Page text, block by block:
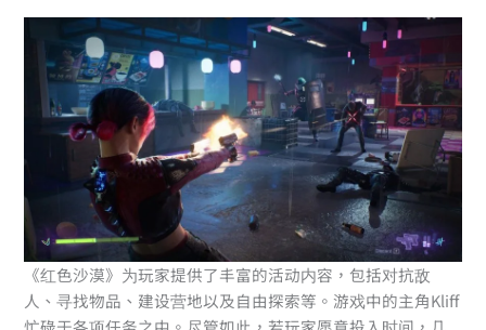
《红色沙漠》为玩家提供了丰富的活动内容，包括对抗敌
人、寻找物品、建设营地以及自由探索等。游戏中的主角Kliff